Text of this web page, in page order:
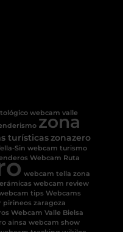
webcam valle
zona
turísticas zonazero
Sin webcam turismo
Webcam Ruta
webcam tella zona
webcam review
tips Webcams
pirineos zaragoza
Webcam Valle Bielsa
ainsa webcam show